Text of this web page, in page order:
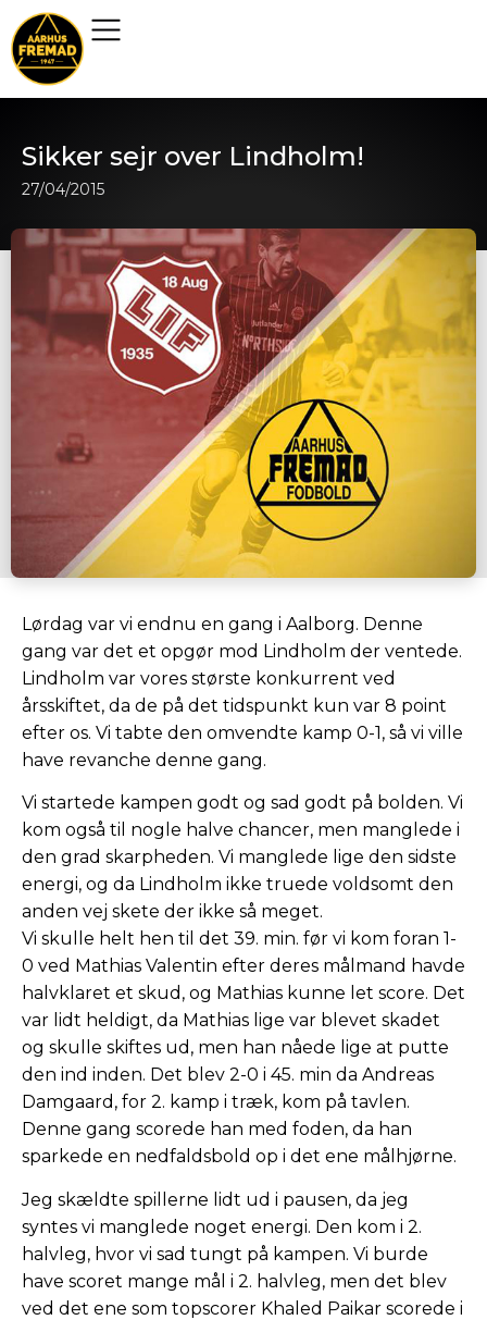
Sikker sejr over Lindholm!
27/04/2015
Lørdag var vi endnu en gang i Aalborg. Denne
gang var det et opgør mod Lindholm der ventede.
Lindholm var vores største konkurrent ved
årsskiftet, da de på det tidspunkt kun var 8 point
efter os. Vi tabte den omvendte kamp 0-1, så vi ville
have revanche denne gang.
Vi startede kampen godt og sad godt på bolden. Vi
kom også til nogle halve chancer, men manglede i
den grad skarpheden. Vi manglede lige den sidste
energi, og da Lindholm ikke truede voldsomt den
anden vej skete der ikke så meget.
Vi skulle helt hen til det 39. min. før vi kom foran 1-
0 ved Mathias Valentin efter deres målmand havde
halvklaret et skud, og Mathias kunne let score. Det
var lidt heldigt, da Mathias lige var blevet skadet
og skulle skiftes ud, men han nåede lige at putte
den ind inden. Det blev 2-0 i 45. min da Andreas
Damgaard, for 2. kamp i træk, kom på tavlen.
Denne gang scorede han med foden, da han
sparkede en nedfaldsbold op i det ene målhjørne.
Jeg skældte spillerne lidt ud i pausen, da jeg
syntes vi manglede noget energi. Den kom i 2.
halvleg, hvor vi sad tungt på kampen. Vi burde
have scoret mange mål i 2. halvleg, men det blev
ved det ene som topscorer Khaled Paikar scorede i